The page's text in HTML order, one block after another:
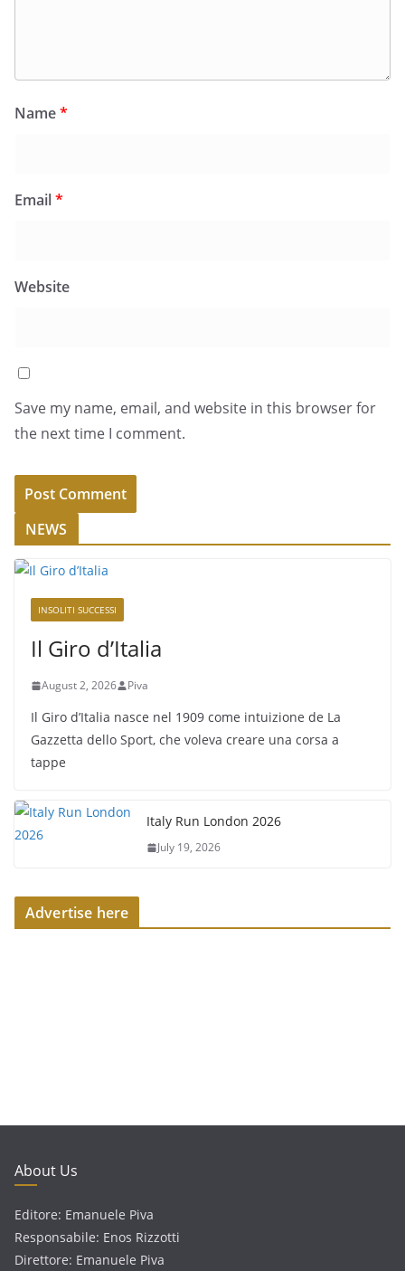
Name*
Email*
Website
Save my name, email, and website in this browser for
the next time I comment.
NEWS
INSOLITI SUCCESSI
Il Giro d’Italia
August 2, 2026 Piva
Il Giro d’Italia nasce nel 1909 come intuizione de La
Gazzetta dello Sport, che voleva creare una corsa a
tappe
Italy Run London 2026
July 19, 2026
Advertise here
About Us
Editore: Emanuele Piva
Responsabile: Enos Rizzotti
Direttore: Emanuele Piva